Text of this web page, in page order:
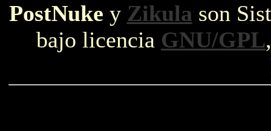
PostNuke y Zikula son
bajo licencia GNU/GPL